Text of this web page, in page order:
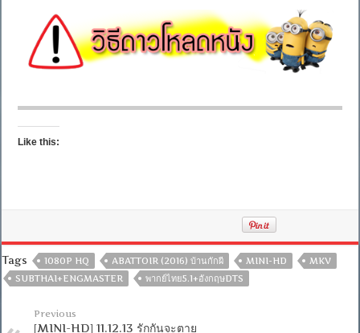
Like this:
Tags 1080P HQ ABATTOIR (2016) บ้านกักผี MINI-HD
MKV
SUBTHAI+ENGMASTER
พากย์ไทย5.1+อังกฤษDTS
Previous
[MINI-HD] 11.12.13 รักกันจะตาย